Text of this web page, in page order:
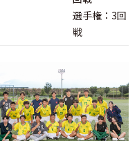
選手権：3回
戦